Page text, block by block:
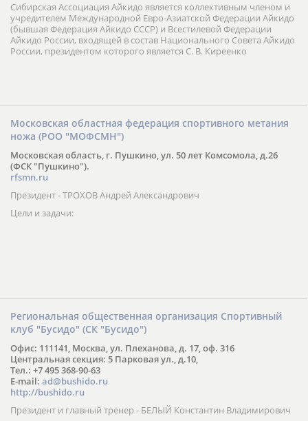
Сибирская Ассоциация Айкидо является коллективным членом и
учредителем Международной Евро-Азиатской Федерации Айкидо
(бывшая Федерация Айкидо СССР) и Всестилевой Федерации
Айкидо России, входящей в состав Национального Совета Айкидо
России, президентом которого является С. В. Киреенко
Московская областная федерация спортивного метания
ножа (РОО "МОФСМН")
Московская область, г. Пушкино, ул. 50 лет Комсомола, д.26
(ФСК "Пушкино").
rfsmn.ru
Президент - ТРОХОВ Андрей Александрович
Цели и задачи:
Региональная общественная организация Спортивный
клуб "Бусидо" (СК "Бусидо")
Офис: 111141, Москва, ул. Плеханова, д. 17, оф. 316
Центральная секция: 5 Парковая ул., д.10,
Тел.: +7 495 368-90-63
E-mail: ad@bushido.ru
http://bushido.ru
Президент и главный тренер - БЕЛЫЙ Константин Владимирович